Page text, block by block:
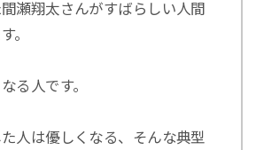
瀬翔太さんがすばらしい人間
。
る人です。
人は優しくなる、そんな典型